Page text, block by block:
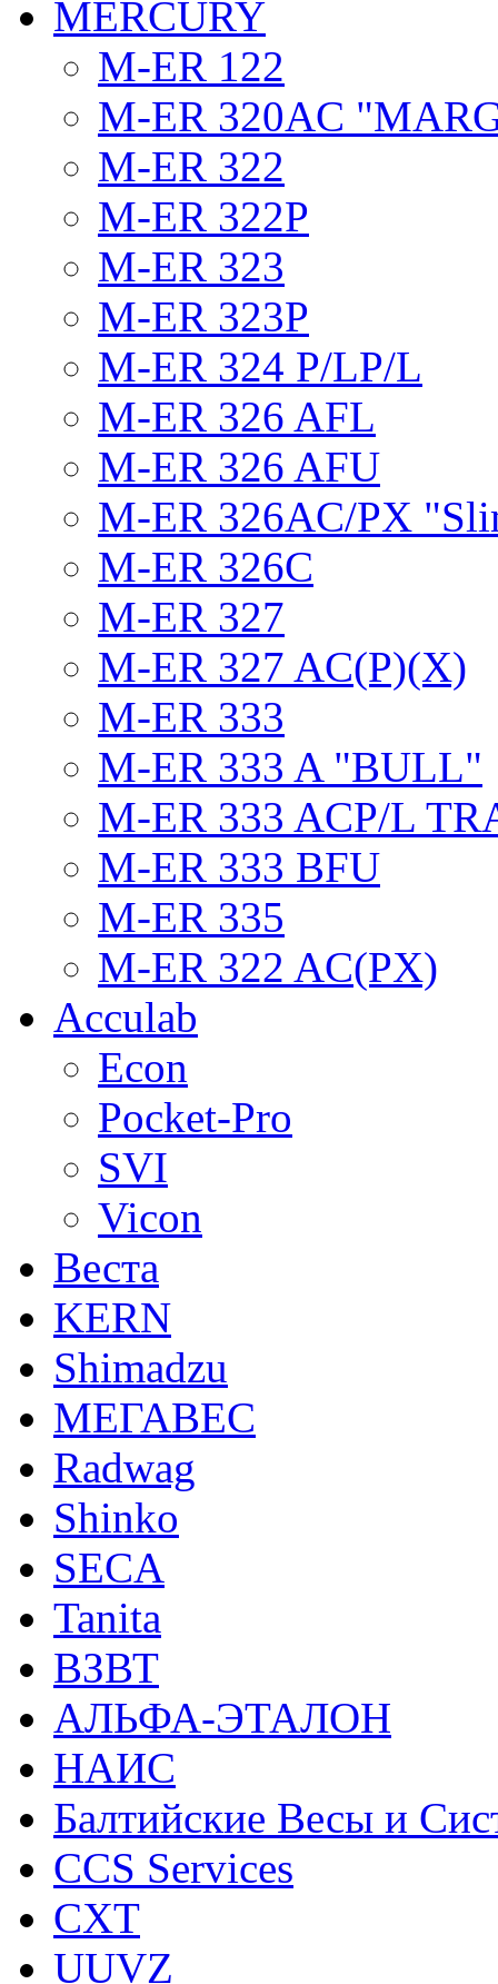
MERCURY
M-ER 122
M-ER 320AC
M-ER 322
M-ER 322P
M-ER 323
M-ER 323P
M-ER 324 P/LP/L
M-ER 326 AFL
M-ER 326 AFU
M-ER 326AC/PX
M-ER 326C
M-ER 327
M-ER 327 AC(P)(X)
M-ER 333
M-ER 333 A "BULL"
M-ER 333 ACP/L
M-ER 333 BFU
M-ER 335
M-ER 322 AC(PX)
Acculab
Econ
Pocket-Pro
SVI
Vicon
Веста
KERN
Shimadzu
МЕГАВЕС
Radwag
Shinko
SECA
Tanita
ВЗВТ
АЛЬФА-ЭТАЛОН
НАИС
Балтийские Весы и
CCS Services
CXT
UUVZ